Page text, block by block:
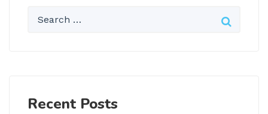
Recent Posts